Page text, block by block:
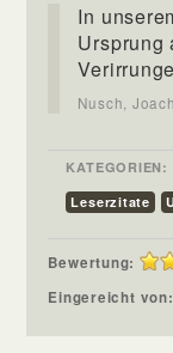
In
Ursprung
Nusch,
KATEGORIEN:
Leserzitate
Bewertung:
Eingereicht